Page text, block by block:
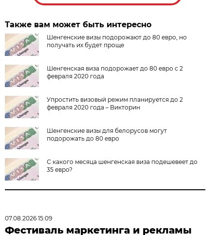
Также вам может быть интересно
Шенгенские визы подорожают до 80 евро, но
получать их будет проще
Шенгенская виза подорожает до 80 евро с 2
февраля 2020 года
Упростить визовый режим планируется до 2
февраля 2020 года – Викторин
Шенгенские визы для белорусов могут
подорожать до 80 евро
С какого месяца шенгенская виза подешевеет до
35 евро?
07.08.2026 15:09
Фестиваль маркетинга и рекламы